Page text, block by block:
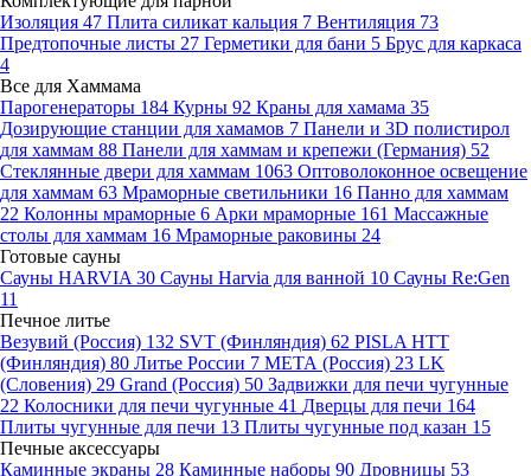
Изоляция 47 Плита силикат кальция 7 Вентиляция 73
Предтопочные листы 27 Герметики для бани 5 Брус для каркаса
4
Все для Хаммама
Парогенераторы 184 Курны 92 Краны для хамама 35
Дозирующие станции для хамамов 7 Панели и 3D полистирол
для хаммам 88 Панели для хаммам и крепежи (Германия) 52
Стеклянные двери для хаммам 1063 Оптоволоконное освещение
для хаммам 63 Мраморные светильники 16 Панно для хаммам
22 Колонны мраморные 6 Арки мраморные 161 Массажные
столы для хаммам 16 Мраморные раковины 24
Готовые сауны
Сауны HARVIA 30 Сауны Harvia для ванной 10 Сауны Re:Gen
11
Печное литье
Везувий (Россия) 132 SVT (Финляндия) 62 PISLA HTT
(Финляндия) 80 Литье России 7 МЕТА (Россия) 23 LK
(Словения) 29 Grand (Россия) 50 Задвижки для печи чугунные
22 Колосники для печи чугунные 41 Дверцы для печи 164
Плиты чугунные для печи 13 Плиты чугунные под казан 15
Печные аксессуары
Каминные экраны 28 Каминные наборы 90 Дровницы 53